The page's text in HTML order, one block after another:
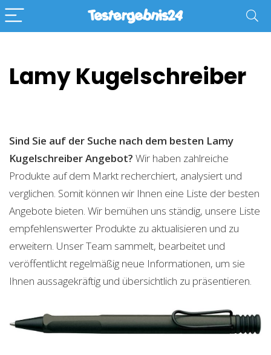
Lamy Kugelschreiber
Sind Sie auf der Suche nach dem besten Lamy
KugelschreiberAngebot? Wir haben zahlreiche
Produkte auf dem Markt recherchiert, analysiert und
verglichen. Somit können wir Ihnen eine Liste der besten
Angebote bieten. Wir bemühen uns ständig, unsere Liste
empfehlenswerter Produkte zu aktualisieren und zu
erweitern. Unser Team sammelt, bearbeitet und
veröffentlicht regelmäßig neue Informationen, um sie
Ihnen aussagekräftig und übersichtlich zu präsentieren.